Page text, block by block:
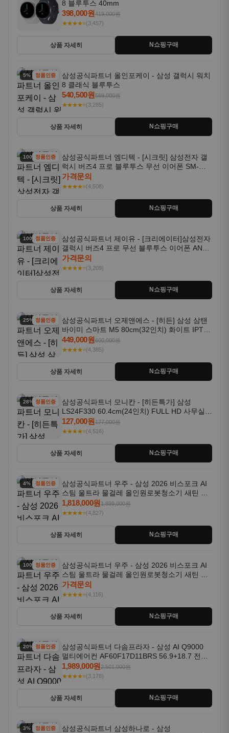
8 블루투스 40mm
398,000원419,000원
★★★★⭐(3,457)
상품 자세히 N쇼핑구매
5% 할인정품인증
삼성공식파트너 올인포케이 - 삼성 갤럭시 워치
8 클래식 블루투스
540,500원569,000원
★★★★⭐(3,285)
상품 자세히 N쇼핑구매
100% 할인
정품인증
삼성공식파트너 엠디텍 - [시크릿] 삼성전자 갤
럭시 버즈4 프로 블루투스 무선 이어폰 SM-
R640N
가격문의
★★★★⭐(4,508)
상품 자세히 N쇼핑구매
100% 할인
정품인증
삼성공식파트너 제이유 - [크리에이터]삼성전자
갤럭시 버즈4 프로 무선 블루투스 이어폰 ANC
SM-R640N
가격문의
★★★★⭐(3,209)
상품 자세히 N쇼핑구매
25% 할인정품인증
삼성공식파트너 오제앤에스 - [히든] 삼성 삼탠
바이미 스마트 M5 80cm(32인치) 화이트 IPTV
OTT 패키지
449,000원600,000원
★★★★⭐(4,385)
상품 자세히 N쇼핑구매
28% 할인정품인증
삼성공식파트너 모니칸 - [히든특가] 삼성
LS24F330 60.4cm(24인치) FULL HD 사무실/
컴퓨터 모니터
127,000원177,000원
★★★★⭐(4,516)
상품 자세히 N쇼핑구매
4% 할인정품인증
삼성공식파트너 우주 - 삼성 2026 비스포크 AI
스팀 울트라 물걸레 올인원로봇청소기 새틴 그
레이지 AAG
1,818,000원1,899,000원
★★★★⭐(4,827)
상품 자세히 N쇼핑구매
100% 할인
정품인증
삼성공식파트너 우주 - 삼성 2026 비스포크 AI
스팀 울트라 물걸레 올인원로봇청소기 새틴 차
콜 AAH
가격문의
★★★★⭐(4,116)
상품 자세히 N쇼핑구매
20% 할인정품인증
삼성공식파트너 다솜프라자 - 삼성 AI Q9000
멀티에어컨 AF60F17D11BRS 56.9+18.7 전국
기본설치포함
1,989,000원2,501,000원
★★★★⭐(3,178)
상품 자세히 N쇼핑구매
3% 할인정품인증
삼성공식파트너 삼성하나로 - 삼성